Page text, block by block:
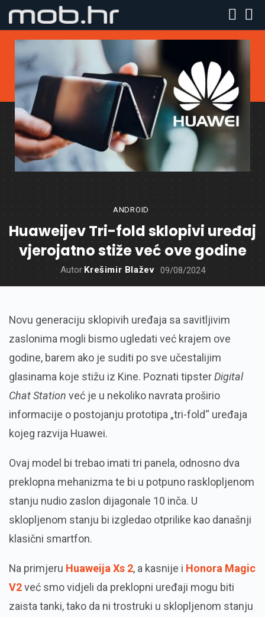
ANDROID
Huaweijev Tri-fold sklopivi uređaj
vjerojatno stiže već ove godine
Autor Krešimir Blažev 09/08/2024
Novu generaciju sklopivih uređaja sa savitljivim
zaslonima mogli bismo ugledati već krajem ove
godine, barem ako je suditi po sve učestalijim
glasinama koje stižu iz Kine. Poznati tipsterDigital
Chat Station već je u nekoliko navrata proširio
informacije o postojanju prototipa „tri-fold“ uređaja
kojeg razvija Huawei.
Ovaj model bi trebao imati tri panela, odnosno dva
preklopna mehanizma te bi u potpuno rasklopljenom
stanju nudio zaslon dijagonale 10 inča. U
sklopljenom stanju bi izgledao otprilike kao današnji
klasični smartfon.
Na primjeru Huaweija Xs 2, a kasnije i Honora Magic
V2već smo vidjeli da preklopni uređaji mogu biti
zaista tanki, tako da ni trostruki u sklopljenom stanju